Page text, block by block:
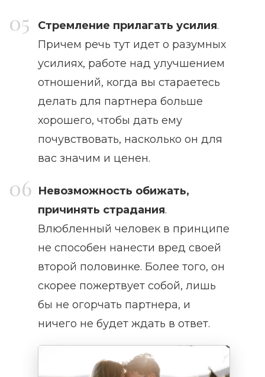
Стремление прилагать усилия.
Причем речь тут идет о разумных
усилиях, работе над улучшением
отношений, когда вы стараетесь
делать для партнера больше
хорошего, чтобы дать ему
почувствовать, насколько он для
вас значим и ценен.
Невозможность обижать,
причинять страдания.
Влюбленный человек в принципе
не способен нанести вред своей
второй половинке. Более того, он
скорее пожертвует собой, лишь
бы не огорчать партнера, и
ничего не будет ждать в ответ.